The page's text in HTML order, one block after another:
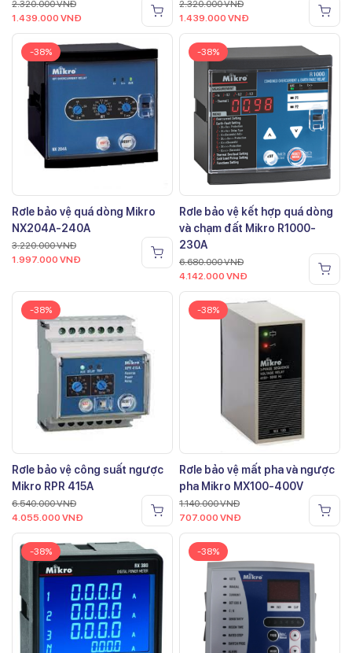
2.320.000VNĐ
1.439.000 VNĐ
2.320.000VNĐ
1.439.000 VNĐ
-38%
Rơle bảo vệ quá dòng Mikro
NX204A-240A
3.220.000VNĐ
1.997.000 VNĐ
-38%
Rơle bảo vệ kết hợp quá dòng
và chạm đất Mikro R1000-
230A
6.680.000VNĐ
4.142.000 VNĐ
-38%
Rơle bảo vệ công suất ngược
Mikro RPR 415A
6.540.000VNĐ
4.055.000 VNĐ
-38%
Rơle bảo vệ mất pha và ngược
pha Mikro MX100-400V
1.140.000VNĐ
707.000 VNĐ
-38% -38%